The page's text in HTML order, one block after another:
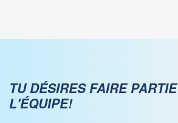
TU DÉSIRES FAIRE
L'ÉQUIPE!